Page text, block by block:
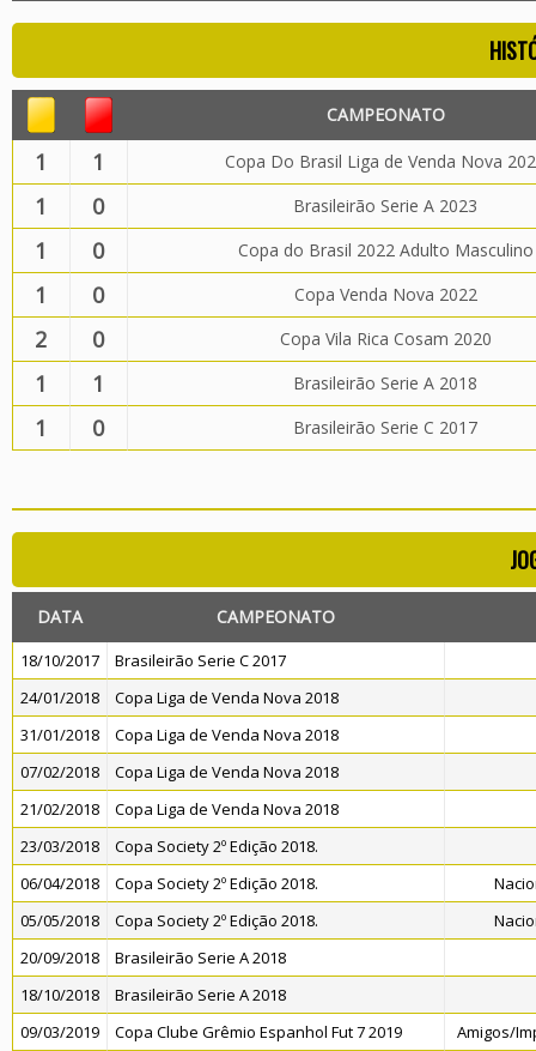
CAMPEONATO
1 1 Copa Do Brasil Liga de Venda Nova
1 0 Brasileirão Serie A 2023
1 0 Copa do Brasil 2022 Adulto Masculino
1 0 Copa Venda Nova 2022
2 0 Copa Vila Rica Cosam 2020
1 1 Brasileirão Serie A 2018
1 0 Brasileirão Serie C 2017
DATA CAMPEONATO
18/10/2017
Brasileirão Serie C 2017
24/01/2018
Copa Liga de Venda Nova 2018
31/01/2018
Copa Liga de Venda Nova 2018
07/02/2018
Copa Liga de Venda Nova 2018
21/02/2018
Copa Liga de Venda Nova 2018
23/03/2018
Copa Society 2º Edição 2018.
06/04/2018
Copa Society 2º Edição 2018.
05/05/2018
Copa Society 2º Edição 2018.
20/09/2018
Brasileirão Serie A 2018
18/10/2018
Brasileirão Serie A 2018
09/03/2019
Copa Clube Grêmio Espanhol Fut 7 2019
Amigos/